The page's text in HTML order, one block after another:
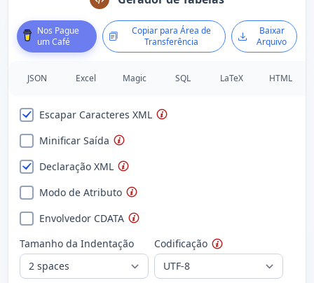
Nos Pague
um Café
Copiar para Área de
Transferência
Baixar
Arquivo
JSON Excel Magic SQL LaTeX HTML
Escapar Caracteres XML
Minificar Saída
Declaração XML
Modo de Atributo
Envolvedor CDATA
Tamanho da Indentação
Codificação